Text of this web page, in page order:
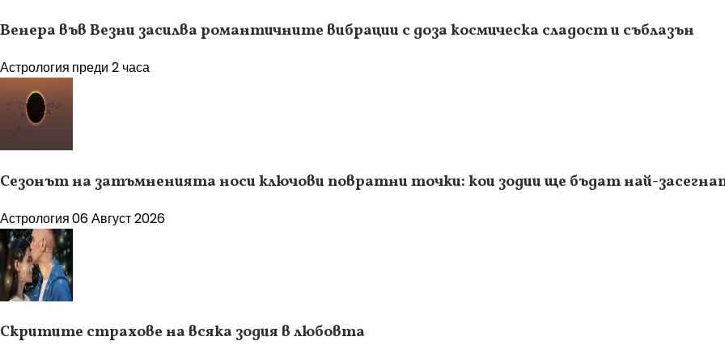
Венера във Везни засилва романтичните вибрации с доза космическа сладост и съблазън
Астрология преди 2 часа
Сезонът на затъмненията носи ключови повратни точки: кои зодии ще бъдат най-
Астрология06 Август 2026
Скритите страхове на всяка зодия в любовта